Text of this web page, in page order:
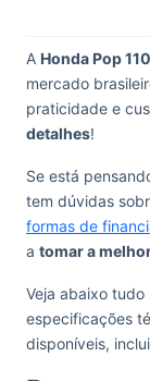
A Honda Pop
mercado
praticidade e
detalhes!
Se está
tem dúvidas
formas de
a tomar a
Veja abaixo tudo
especificações
disponíveis,